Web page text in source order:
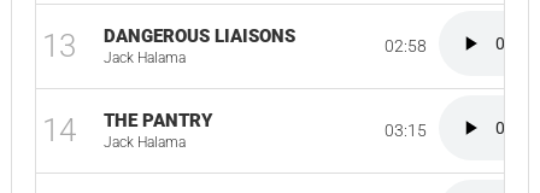
13 DANGEROUS LIAISONS
Jack Halama
02:58
14 THE PANTRY
Jack Halama
03:15